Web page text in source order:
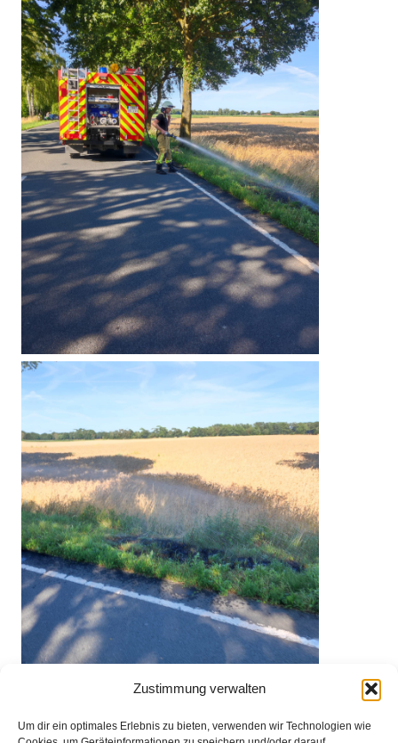
Zustimmung verwalten
Um dir ein optimales Erlebnis zu bieten, verwenden wir Technologien wie